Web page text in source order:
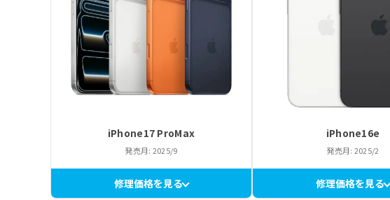
iPhone17 ProMax
発売月: 2025/9
修理価格を見る
iPhone16e
発売月: 2025/2
修理価格を見る